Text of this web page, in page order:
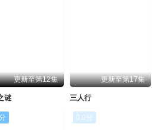
更新至第12集
谜
更新至第17集
三人行
0.0分